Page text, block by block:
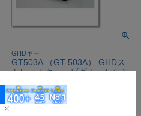
GHDキー
GT503A （GT-503A） GHDス
トレートキー ビギナーからシ
当店特別価格 ¥